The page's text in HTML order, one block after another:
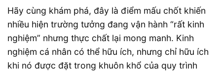
Hãy cùng khám phá, đây là điểm mấu chốt khiến
nhiều hiện trường tưởng đang vận hành “rất kinh
nghiệm” nhưng thực chất lại mong manh. Kinh
nghiệm cá nhân có thể hữu ích, nhưng chỉ hữu ích
khi nó được đặt trong khuôn khổ của quy trình